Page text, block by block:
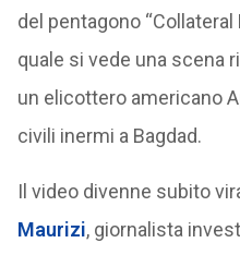
del pentagono
quale si vede una scena
un elicottero americano
civili inermi a Bagdad.
Il video divenne subito
Maurizi, giornalista